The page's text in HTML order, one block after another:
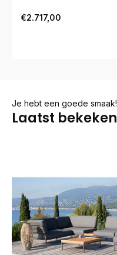
€2.717,00
Je hebt een goede smaak!
Laatst bekeken